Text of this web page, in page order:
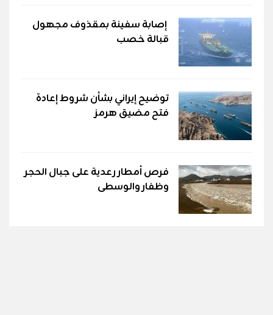
إصابة سفينة بمقذوف مجهول
قبالة خصب
توضيح إيراني بشأن شروط إعادة
فتح مضيق هرمز
فرص أمطار رعدية على جبال الحجر
وظفار والوسطى